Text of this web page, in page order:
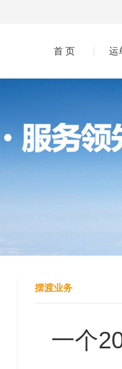
首 页 运
摆渡业务
一个